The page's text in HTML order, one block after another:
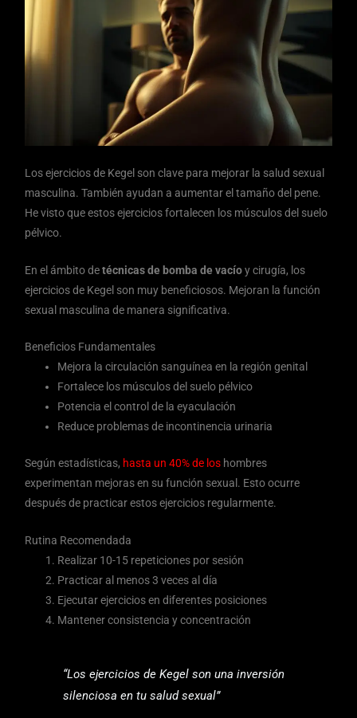
Los ejercicios de Kegel son clave para mejorar la salud sexual
masculina. También ayudan a aumentar el tamaño del pene.
He visto que estos ejercicios fortalecen los músculos del suelo
pélvico.
En el ámbito detécnicas de bomba de vacíoy cirugía, los
ejercicios de Kegel son muy beneficiosos. Mejoran la función
sexual masculina de manera significativa.
Beneficios Fundamentales
Mejora la circulación sanguínea en la región genital
Fortalece los músculos del suelo pélvico
Potencia el control de la eyaculación
Reduce problemas de incontinencia urinaria
Según estadísticas, hasta un 40% de los hombres
experimentan mejoras en su función sexual. Esto ocurre
después de practicar estos ejercicios regularmente.
Rutina Recomendada
Realizar 10-15 repeticiones por sesión
Practicar al menos 3 veces al día
Ejecutar ejercicios en diferentes posiciones
Mantener consistencia y concentración
“Los ejercicios de Kegel son una inversión
silenciosa en tu salud sexual”